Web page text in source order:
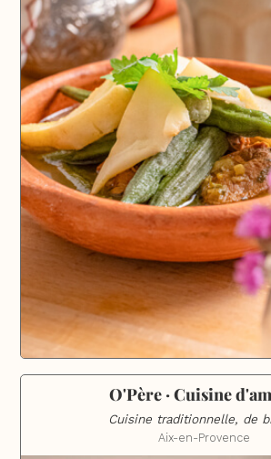
O'Père · Cuisine
Cuisine traditionnelle, de
Aix-en-Provence